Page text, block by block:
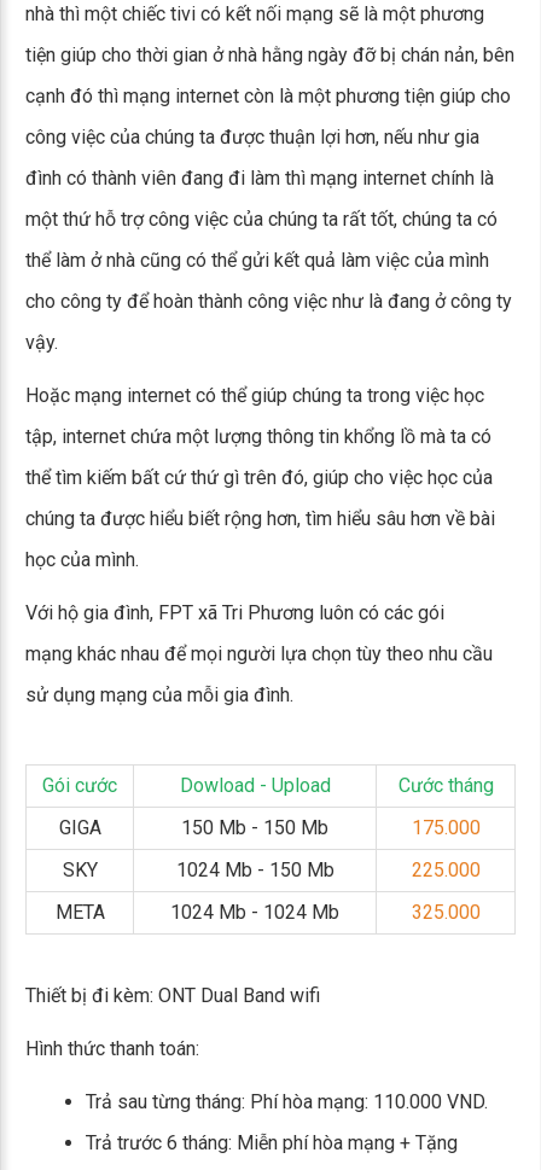
nhà thì một chiếc tivi có kết nối mạng sẽ là một phương
tiện giúp cho thời gian ở nhà hằng ngày đỡ bị chán nản, bên
cạnh đó thì mạng internet còn là một phương tiện giúp cho
công việc của chúng ta được thuận lợi hơn, nếu như gia
đình có thành viên đang đi làm thì mạng internet chính là
một thứ hỗ trợ công việc của chúng ta rất tốt, chúng ta có
thể làm ở nhà cũng có thể gửi kết quả làm việc của mình
cho công ty để hoàn thành công việc như là đang ở công ty
vậy.
Hoặc mạng internet có thể giúp chúng ta trong việc học
tập, internet chứa một lượng thông tin khổng lồ mà ta có
thể tìm kiếm bất cứ thứ gì trên đó, giúp cho việc học của
chúng ta được hiểu biết rộng hơn, tìm hiểu sâu hơn về bài
học của mình.
Với hộ gia đình, FPT xã Tri Phương luôn có các gói
mạng khác nhau để mọi người lựa chọn tùy theo nhu cầu
sử dụng mạng của mỗi gia đình.
Gói cước Dowload - Upload
Cước tháng
GIGA
150 Mb - 150 Mb
175.000
SKY
1024 Mb - 150 Mb
225.000
META
1024 Mb - 1024 Mb 325.000
Thiết bị đi kèm: ONT Dual Band wifi
Hình thức thanh toán:
Trả sau từng tháng: Phí hòa mạng: 110.000 VND.
Trả trước 6 tháng: Miễn phí hòa mạng + Tặng